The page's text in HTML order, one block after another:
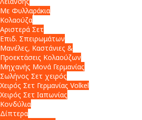
Με Φυλλαράκια
Κολαούζα
Αριστερά Σετ
Επιδ. Σπειρωμάτων
Μανέλες, Καστάνιες &
Προεκτάσεις Κολαούζων
Μηχανής Μονά Γερμανίας
Σωλήνος Σετ χειρός
Χειρός Σετ Γερμανίας Volkel
Χειρός Σετ Ιαπωνίας
Κονδύλια
Δίπτερα